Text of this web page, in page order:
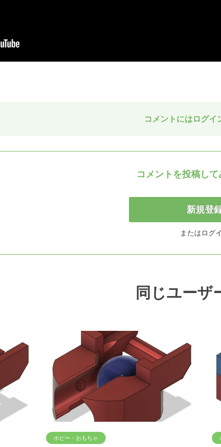
コメントにはログイ
コメントを投稿して
新規登
またはログ
同じユーザ
ホビー・おもちゃ